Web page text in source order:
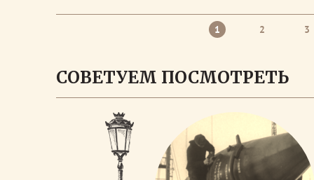
1 2 3
СОВЕТУЕМ ПОСМОТРЕТЬ